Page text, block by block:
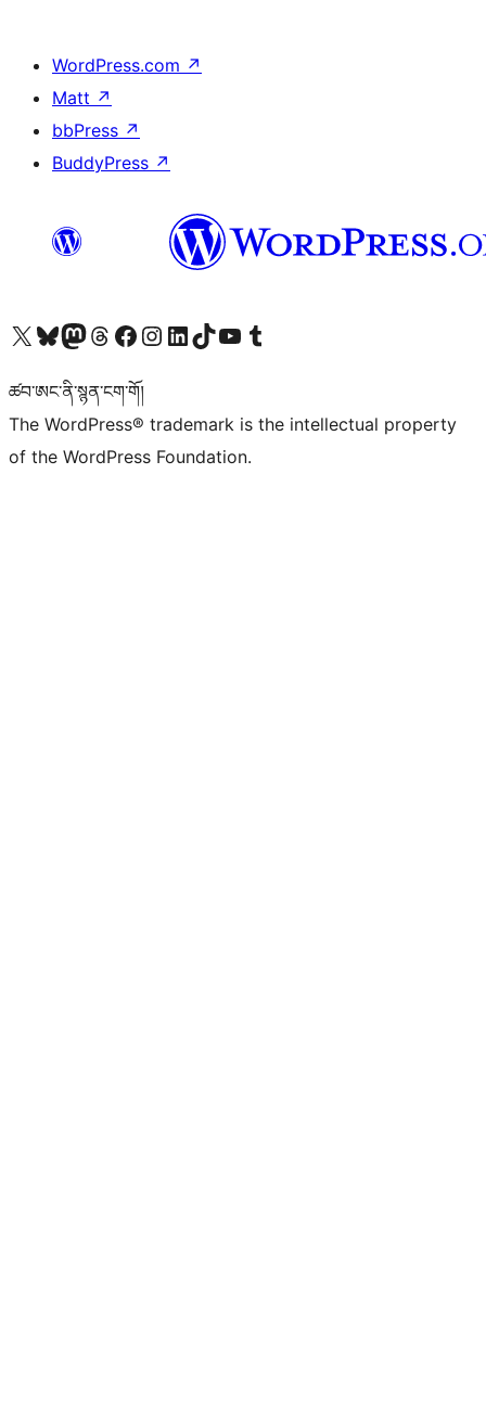
WordPress.com ↗
Matt ↗
bbPress ↗
BuddyPress ↗
Visit our X (formerly Twitter) account
Visit our Bluesky account
Visit our Mastodon account
Visit our Threads account
Visit our Facebook page
Visit our Instagram account
Visit our LinkedIn account
Visit our TikTok account
Visit our YouTube channel
Visit our Tumblr account
ཚབ་ཨང་ནི་སྙན་ངག་གོ།
The WordPress® trademark is the intellectual property
of the WordPress Foundation.